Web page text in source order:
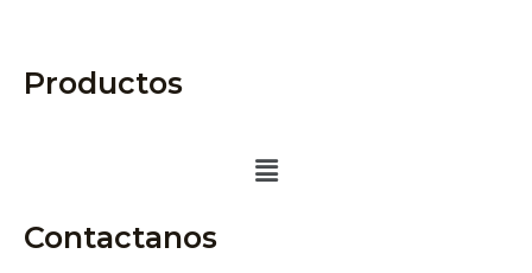
Productos
Menú
Contactanos